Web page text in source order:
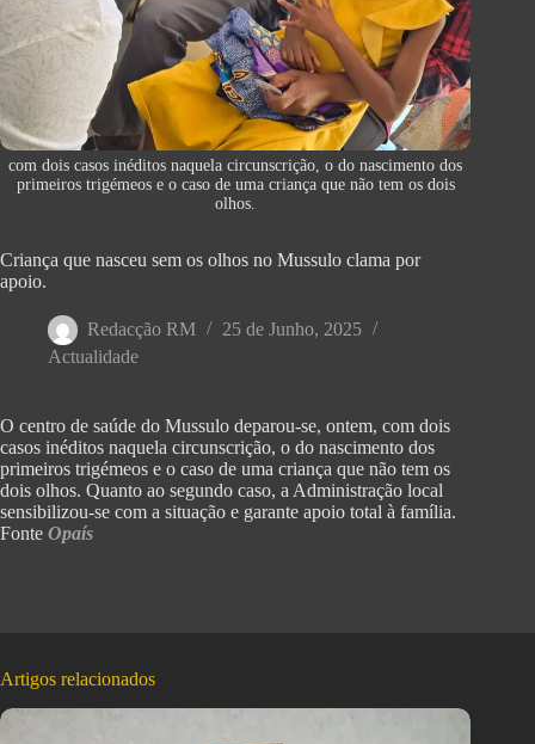
com dois casos inéditos naquela circunscrição, o do nascimento dos
primeiros trigémeos e o caso de uma criança que não tem os dois
olhos.
Criança que nasceu sem os olhos no Mussulo clama por
apoio.
Redacção RM
25 de Junho, 2025
Actualidade
O centro de saúde do Mussulo deparou-se, ontem, com dois
casos inéditos naquela circunscrição, o do nascimento dos
primeiros trigémeos e o caso de uma criança que não tem os
dois olhos. Quanto ao segundo caso, a Administração local
sensibilizou-se com a situação e garante apoio total à família.
Fonte Opaís
Artigos relacionados